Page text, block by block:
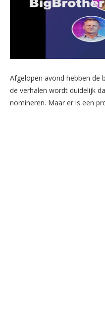
Afgelopen avond hebben de
de verhalen wordt duidelijk
nomineren. Maar er is een